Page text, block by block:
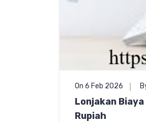
On 6 Feb 2026
Lonjakan
Rupiah